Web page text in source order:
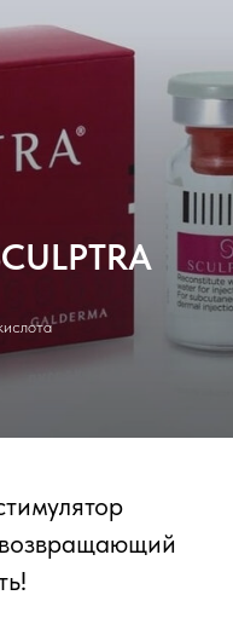
возвращающий